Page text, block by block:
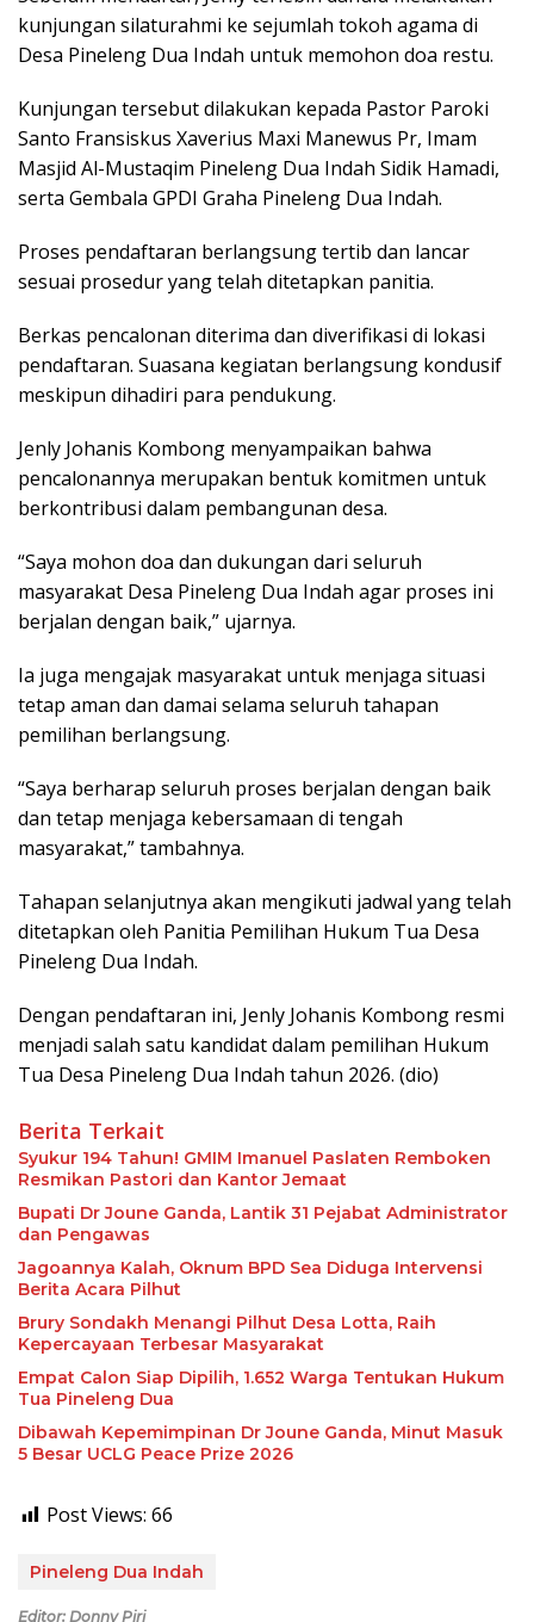
kunjungan silaturahmi ke sejumlah tokoh agama di
Desa Pineleng Dua Indah untuk memohon doa restu.
Kunjungan tersebut dilakukan kepada Pastor Paroki
Santo Fransiskus Xaverius Maxi Manewus Pr, Imam
Masjid Al-Mustaqim Pineleng Dua Indah Sidik Hamadi,
serta Gembala GPDI Graha Pineleng Dua Indah.
Proses pendaftaran berlangsung tertib dan lancar
sesuai prosedur yang telah ditetapkan panitia.
Berkas pencalonan diterima dan diverifikasi di lokasi
pendaftaran. Suasana kegiatan berlangsung kondusif
meskipun dihadiri para pendukung.
Jenly Johanis Kombong menyampaikan bahwa
pencalonannya merupakan bentuk komitmen untuk
berkontribusi dalam pembangunan desa.
“Saya mohon doa dan dukungan dari seluruh
masyarakat Desa Pineleng Dua Indah agar proses ini
berjalan dengan baik,” ujarnya.
Ia juga mengajak masyarakat untuk menjaga situasi
tetap aman dan damai selama seluruh tahapan
pemilihan berlangsung.
“Saya berharap seluruh proses berjalan dengan baik
dan tetap menjaga kebersamaan di tengah
masyarakat,” tambahnya.
Tahapan selanjutnya akan mengikuti jadwal yang telah
ditetapkan oleh Panitia Pemilihan Hukum Tua Desa
Pineleng Dua Indah.
Dengan pendaftaran ini, Jenly Johanis Kombong resmi
menjadi salah satu kandidat dalam pemilihan Hukum
Tua Desa Pineleng Dua Indah tahun 2026. (dio)
Berita Terkait
Syukur 194 Tahun! GMIM Imanuel Paslaten Remboken
Resmikan Pastori dan Kantor Jemaat
Bupati Dr Joune Ganda, Lantik 31 Pejabat Administrator
dan Pengawas
Jagoannya Kalah, Oknum BPD Sea Diduga Intervensi
Berita Acara Pilhut
Brury Sondakh Menangi Pilhut Desa Lotta, Raih
Kepercayaan Terbesar Masyarakat
Empat Calon Siap Dipilih, 1.652 Warga Tentukan Hukum
Tua Pineleng Dua
Dibawah Kepemimpinan Dr Joune Ganda, Minut Masuk
5 Besar UCLG Peace Prize 2026
Post Views: 66
Pineleng Dua Indah
Editor: Donny Piri